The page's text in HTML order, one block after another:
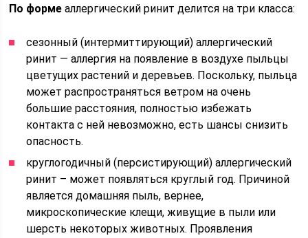
По форме аллергический ринит делится на три класса:
сезонный (интермиттирующий) аллергический
ринит — аллергия на появление в воздухе пыльцы
цветущих растений и деревьев. Поскольку, пыльца
может распространяться ветром на очень
большие расстояния, полностью избежать
контакта с ней невозможно, есть шансы снизить
опасность.
круглогодичный (персистирующий) аллергический
ринит – может появляться круглый год. Причиной
является домашняя пыль, вернее,
микроскопические клещи, живущие в пыли или
шерсть некоторых животных. Проявления